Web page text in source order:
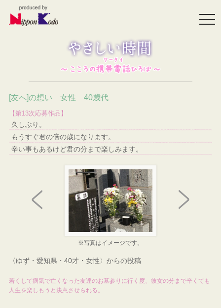
[友へ]の想い 女性 40歳代
【第13次応募作品】
久しぶり。
もうすぐ君の倍の歳になります。
辛い事もあるけど君の分まで楽しみます。
※写真はイメージです。
〈ゆず・愛知県・40才・女性〉からの投稿
若くして病気で亡くなった友達のお墓参りに行く度、彼女の分まで辛くても
人生を楽しもうと決意させられる。